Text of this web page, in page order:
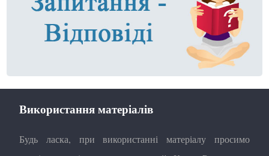
Використання матеріалів
Будь ласка, при використанні матеріалу просимо